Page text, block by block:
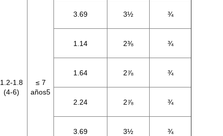
1.2-1.8
(4-6)
≤ 7
años5
3.69 3½ ¾
1.14 2⅜ ¾
1.64 2⅞ ¾
2.24 2⅞ ¾
3.69 3½ ¾